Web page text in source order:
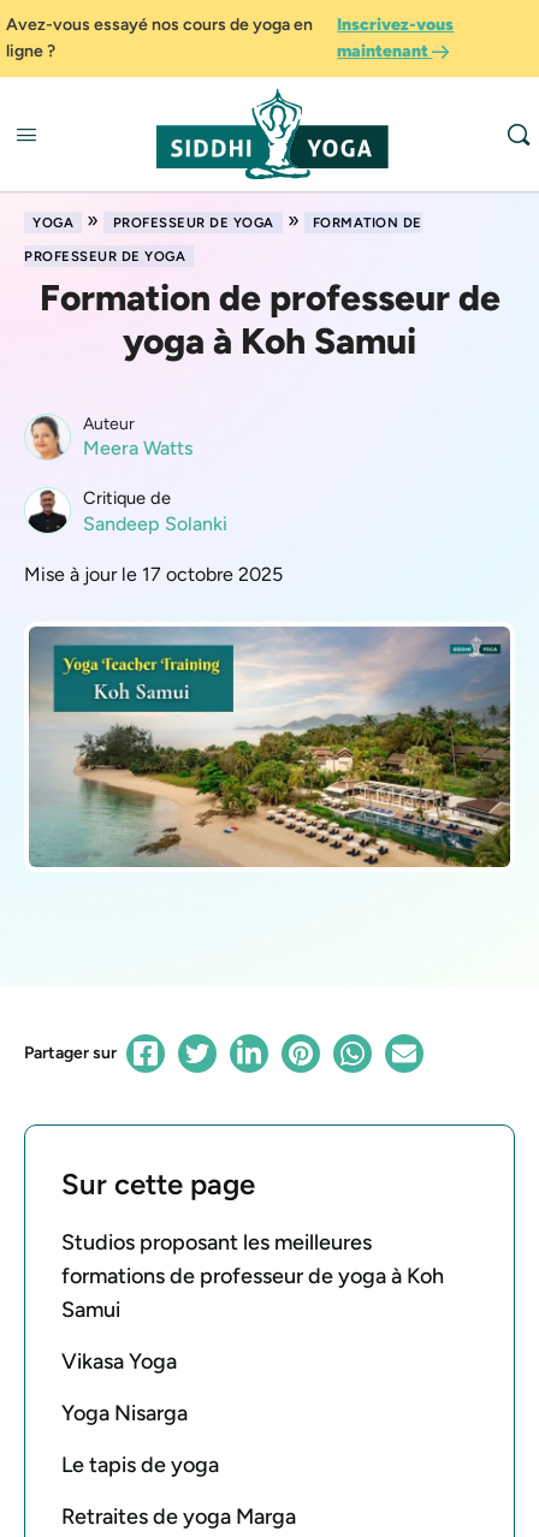
Avez-vous essayé nos cours de yoga en
ligne ?
Inscrivez-vous
maintenant
YOGA » PROFESSEUR DE YOGA »
FORMATION DE
PROFESSEUR DE YOGA
Formation de professeur de
yoga à Koh Samui
Auteur
Meera Watts
Critique de
Sandeep Solanki
Mise à jour le 17 octobre 2025
Partager sur
Sur cette page
Studios proposant les meilleures
formations de professeur de yoga à Koh
Samui
Vikasa Yoga
Yoga Nisarga
Le tapis de yoga
Retraites de yoga Marga